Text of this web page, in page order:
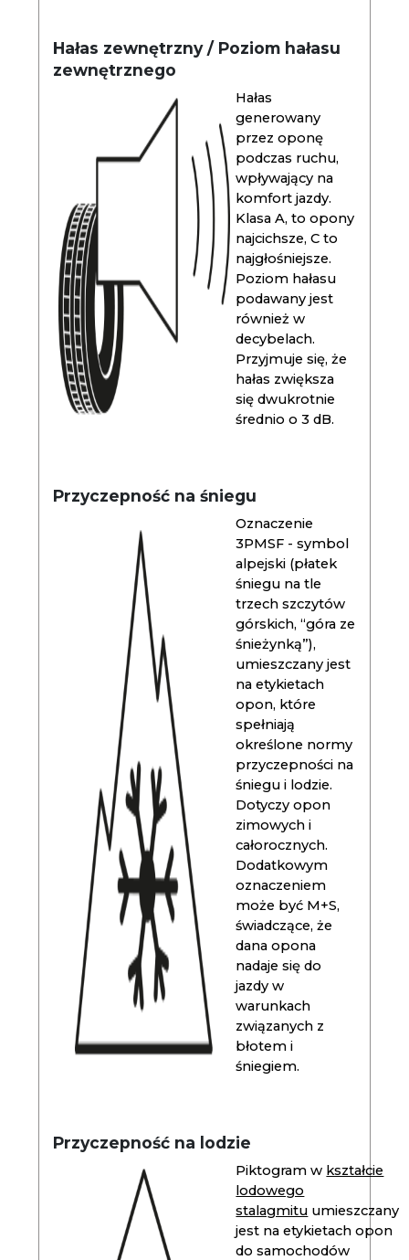
Hałas zewnętrzny / Poziom hałasu
zewnętrznego
Hałas
generowany
przez oponę
podczas ruchu,
wpływający na
komfort jazdy.
Klasa A, to opony
najcichsze, C to
najgłośniejsze.
Poziom hałasu
podawany jest
również w
decybelach.
Przyjmuje się, że
hałas zwiększa
się dwukrotnie
średnio o 3 dB.
Przyczepność na śniegu
Oznaczenie
3PMSF - symbol
alpejski (płatek
śniegu na tle
trzech szczytów
górskich, “góra ze
śnieżynką”),
umieszczany jest
na etykietach
opon, które
spełniają
określone normy
przyczepności na
śniegu i lodzie.
Dotyczy opon
zimowych i
całorocznych.
Dodatkowym
oznaczeniem
może być M+S,
świadczące, że
dana opona
nadaje się do
jazdy w
warunkach
związanych z
błotem i
śniegiem.
Przyczepność na lodzie
Piktogram w kształcie
lodowego
stalagmitu umieszczany
jest na etykietach opon
do samochodów